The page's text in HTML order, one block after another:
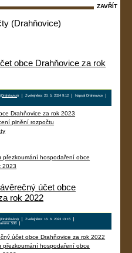
(Drahňovice)
obce Drahňovice za rok
Zveřejněno: 20. 5. 2024 9:12
Napsal Drahnovice
Drahňovice za rok 2023
plnění rozpočtu
přezkoumání hospodaření obce
2023
účet obce
rok 2022
Zveřejněno: 16. 6. 2023 13:15
538
účet obce Drahňovice za rok 2022
přezkoumání hospodaření obce
ZAVŘÍT